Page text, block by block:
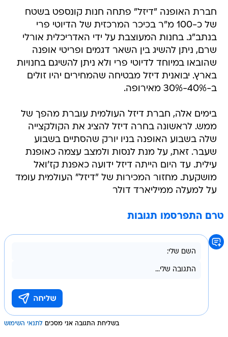
חברת האופנה "דיזל" פתחה חנות קונספט בשטח
של כ-100 מ"ר בכיכר המרכזית של הדיוטי פרי
בנתב"ג. בחנות המעוצבת על ידי האדריכלית אורלי
שרם, ניתן להשיג בין השאר דגמים ופריטי אופנה
שהובאו במיוחד לדיוטי פרי ולא ניתן להשיגם בחנויות
בארץ. יבואנית דיזל מבטיחה שהמחירים יהיו זולים
ב-40%-30% מאירופה.
בימים אלה, חברת דיזל העולמית עוברת מהפך של
ממש. לראשונה בחרה דיזל להציג את הקולקצייה
שלה בשבוע האופנה בניו יורק שהסתיים בשבוע
שעבר. זאת, על מנת לנסות ולמצב עצמה כאופנת
עילית. עד היום הייתה דיזל ידועה כאפנת קז'ואל
מושקעת. מחזור המכירות של "דיזל" העולמית עומד
על למעלה ממיליארד דולר
טרם התפרסמו תגובות
בשליחת התגובה אני מסכים לתנאי השימוש